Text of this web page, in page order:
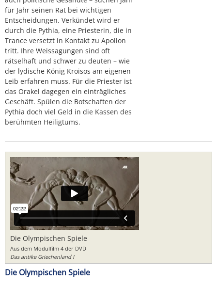
für Jahr seinen Rat bei wichtigen
Entscheidungen. Verkündet wird er
durch die Pythia, eine Priesterin, die in
Trance versetzt in Kontakt zu Apollon
tritt. Ihre Weissagungen sind oft
rätselhaft und schwer zu deuten – wie
der lydische König Kroisos am eigenen
Leib erfahren muss. Für die Priester ist
das Orakel dagegen ein einträgliches
Geschäft. Spülen die Botschaften der
Pythia doch viel Geld in die Kassen des
berühmten Heiligtums.
Die Olympischen Spiele
Aus dem Modulfilm 4 der DVD
Das antike Griechenland I
Die Olympischen Spiele